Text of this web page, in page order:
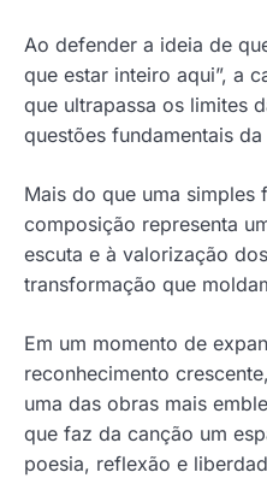
Ao defender a ideia de
que estar inteiro aqui”, a
que ultrapassa os limites
questões fundamentais
Mais do que uma simples
composição representa
escuta e à valorização
transformação que
Em um momento de
reconhecimento
uma das obras mais
que faz da canção um
poesia, reflexão e